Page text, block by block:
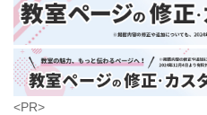
宮崎県
鹿児島県
沖縄県
<PR>